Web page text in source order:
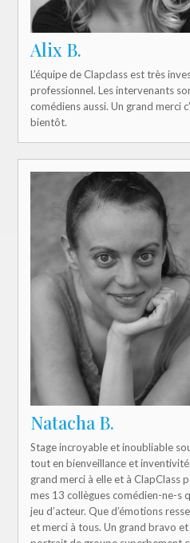
Alix B.
L’équipe de Clapclass est très
professionnel. Les intervenants
comédiens aussi. Un grand merci
bientôt.
Natacha B.
Stage incroyable et inoubliable
tout en bienveillance et
grand merci à elle et à ClapClass
mes 13 collègues comédien-ne-s
jeu d’acteur. Que d’émotions
et merci à tous. Un grand bravo